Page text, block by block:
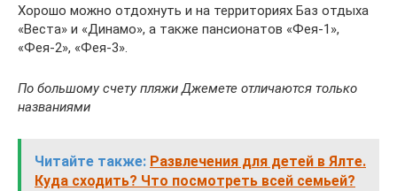
Хорошо можно отдохнуть и на территориях Баз отдыха
«Веста» и «Динамо», а также пансионатов «Фея-1»,
«Фея-2», «Фея-3».
По большому счету пляжи Джемете отличаются только
названиями
Читайте также: Развлечения для детей в Ялте.
Куда сходить? Что посмотреть всей семьей?